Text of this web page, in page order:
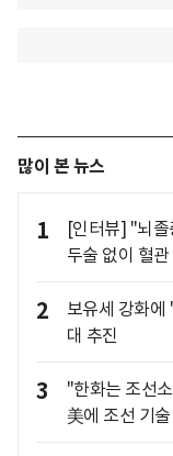
많이 본 뉴스
1
[인터뷰] "뇌
두술 없이 혈
2
보유세 강화
대 추진
3
"한화는 조선
美에 조선 기